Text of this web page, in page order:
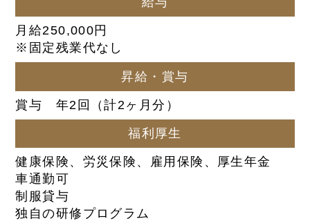
月給250,000円
※固定残業代なし
昇給・賞与
賞与 年2回（計2ヶ月分）
福利厚生
健康保険、労災保険、雇用保険、厚生年金
車通勤可
制服貸与
独自の研修プログラム